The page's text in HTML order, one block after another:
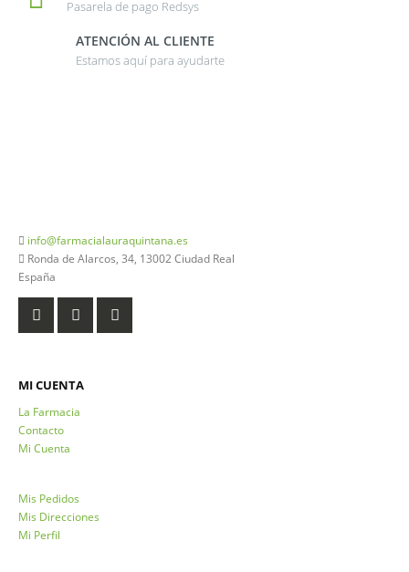
Pasarela de pago Redsys
ATENCIÓN AL CLIENTE
Estamos aquí para ayudarte
info@farmacialauraquintana.es
Ronda de Alarcos, 34, 13002 Ciudad Real
España
MI CUENTA
La Farmacia
Contacto
Mi Cuenta
Mis Pedidos
Mis Direcciones
Mi Perfil